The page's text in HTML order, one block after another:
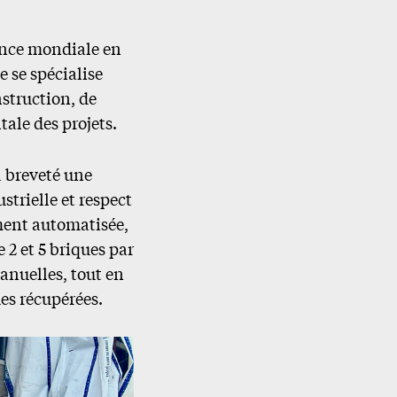
mondiale en
se spécialise
de
des projets.
breveté une
et respect
automatisée,
et 5 briques par
tout en
récupérées.